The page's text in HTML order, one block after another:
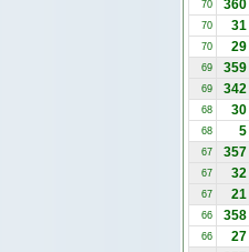
70 360
70 31
70 29
69 359
69 342
68 30
68 5
67 357
67 32
67 21
66 358
66 27